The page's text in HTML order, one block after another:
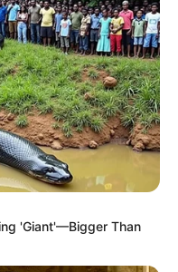
την ιδιαίτερη
'Giant'—Bigger Than